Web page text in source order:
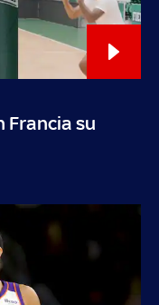
Francia su